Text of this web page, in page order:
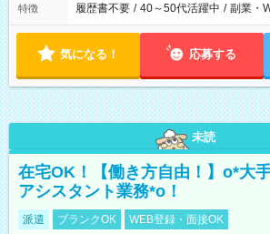
特徴 履歴書不要 / 40～50代活躍中 / 副業・
気になる！ 応募する
未読
在宅OK！【働き方自由！】o*大
アシスタント業務*o！
派遣 ブランクOK WEB登録・面接OK